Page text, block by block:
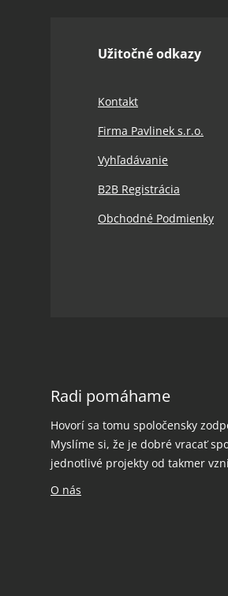
Užitočné odkazy
Kontakt
Firma Pavlinek s.r.o.
Vyhľadávanie
B2B Registrácia
Obchodné Podmienky
Radi pomáhame
Hovorí sa tomu spoločensky
Myslíme si, že je dobré vracať
jednotlivé projekty od takmer
O nás